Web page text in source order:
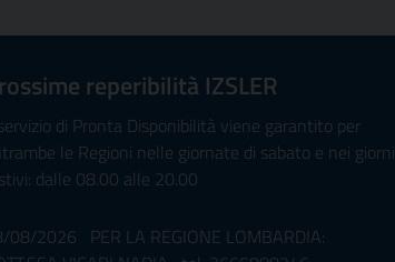
reperibilità IZSLER
di Pronta Disponibilità viene garantito per
le Regioni nelle giornate di sabato e nei giorni
dalle 08.00 alle 20.00
08/2026 PER LA REGIONE LOMBARDIA: